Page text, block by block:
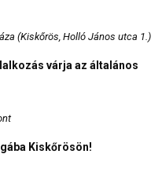
(Kiskőrös, Holló János utca 1.)
várja az általános
Kiskőrösön!